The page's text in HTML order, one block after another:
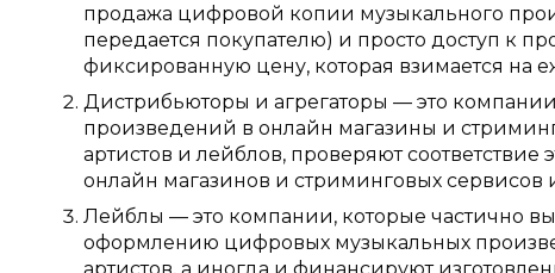
продажа цифровой копии музыкального
передается покупателю) и просто доступ к
фиксированную цену, которая взимается на
Дистрибьюторы и агрегаторы — это
произведений в онлайн магазины и
артистов и лейблов, проверяют
онлайн магазинов и стриминговых
Лейблы — это компании, которые частично
оформлению цифровых музыкальных